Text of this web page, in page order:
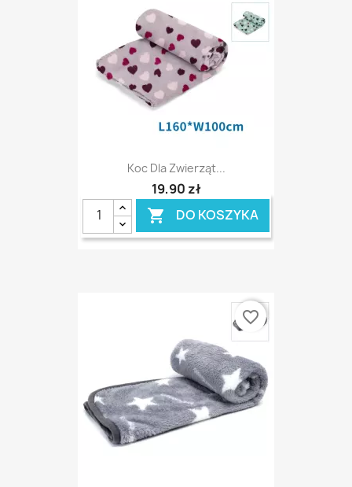
Koc Dla Zwierząt...
19,90 zł
 DO KOSZYKA
favorite_border